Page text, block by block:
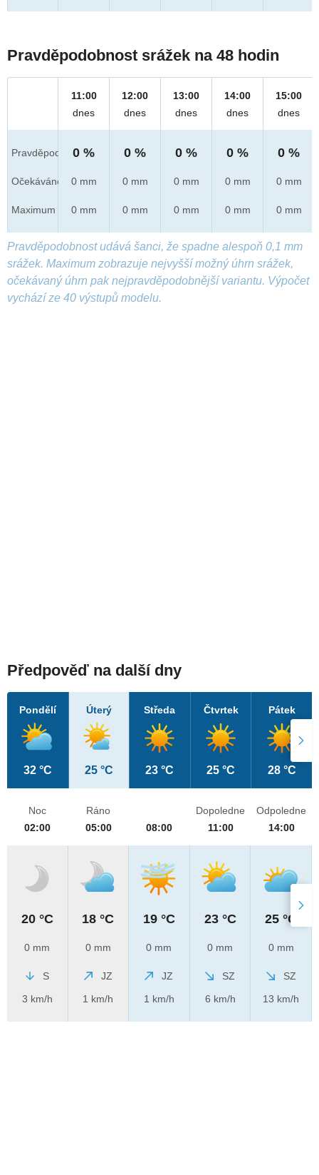
Pravděpodobnost srážek na 48 hodin
Pravděpod.
Očekáváno
Maximum
11:00
dnes
0 %
0 mm
0 mm
12:00
dnes
0 %
0 mm
0 mm
13:00
dnes
0 %
0 mm
0 mm
14:00
dnes
0 %
0 mm
0 mm
15:00
dnes
0 %
0 mm
0 mm
Pravděpodobnost udává šanci, že spadne alespoň 0,1 mm
srážek. Maximum zobrazuje nejvyšší možný úhrn srážek,
očekávaný úhrn pak nejpravděpodobnější variantu. Výpočet
vychází ze 40 výstupů modelu.
Předpověď na další dny
Pondělí
32 °C
Úterý
25 °C
Středa
23 °C
Čtvrtek
25 °C
Pátek
28 °C
Noc
02:00
20 °C
0 mm
S
3 km/h
Ráno
05:00
18 °C
0 mm
JZ
1 km/h
08:00
19 °C
0 mm
JZ
1 km/h
Dopoledne
11:00
23 °C
0 mm
SZ
6 km/h
Odpoledne
14:00
25 °C
0 mm
SZ
13 km/h